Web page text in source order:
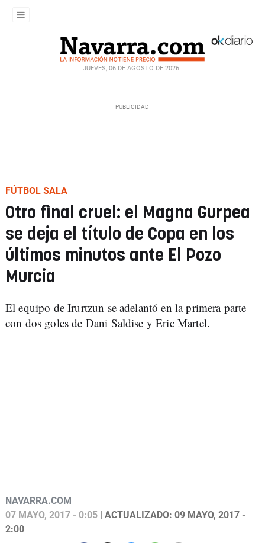
JUEVES, 06 DE AGOSTO DE 2026
FÚTBOL SALA
Otro final cruel: el Magna Gurpea
se deja el título de Copa en los
últimos minutos ante El Pozo
Murcia
El equipo de Irurtzun se adelantó en la primera parte
con dos goles de Dani Saldise y Eric Martel.
NAVARRA.COM
07 MAYO, 2017 - 0:05 | ACTUALIZADO: 09 MAYO, 2017 -
2:00